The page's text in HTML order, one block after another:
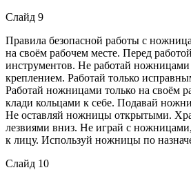
Слайд 9
Правила безопасной работы с
на своём рабочем месте. Перед
инструментов. Не работай
креплением. Работай только
Работай ножницами только на своём
клади кольцами к себе. Подавай
Не оставляй ножницы открытыми.
лезвиями вниз. Не играй с
к лицу. Используй ножницы по
Слайд 10